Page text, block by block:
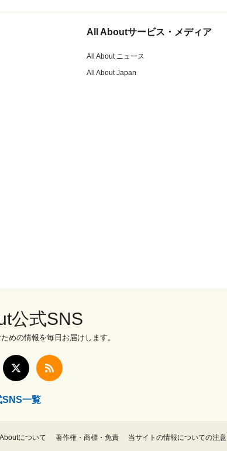
All Aboutサービス・メディア
All About ニュース
All About Japan
公式SNS
めの情報を毎日お届けします。
SNS一覧
について 著作権・商標・免責 当サイトの情報についての注意